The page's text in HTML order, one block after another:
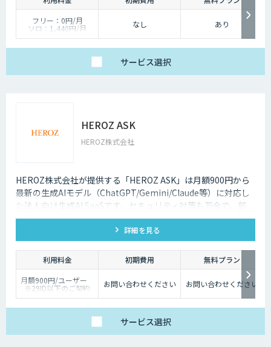
フリー：0円/月
ソロ：1,440円/月
チーム：19,800円/月
※年間契約の金額とな
なし あり
サービス選択
HEROZ ASK
HEROZ株式会社
HEROZ株式会社が提供する「HEROZ ASK」は月額900円から
最新の生成AIモデル（ChatGPT/Gemini/Claude等）に対応し
た法人向け生成AI SaaSです。セキュリティ対策も万全で、部
署・グループごとの活用が可能です。RAGやダッシュボードの
搭載から議事録やOCR、スライド生成等のオプション機能も充
実しており、社内の生成AI活用の促進、定着までを伴走して支
援します。
詳細を見る
利用料金 初期費用
無料プラン
月額900円/ユーザー
※29ID以下のご契約
は、月額1,980円/ユー
お問い合わせください お問い合わせください
サービス選択